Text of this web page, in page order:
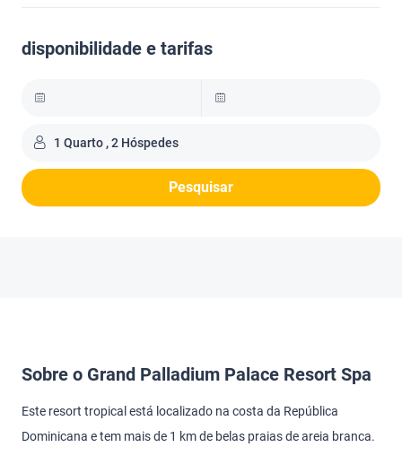
disponibilidade e tarifas
1 Quarto , 2 Hóspedes
Pesquisar
Sobre o Grand Palladium Palace Resort Spa
Este resort tropical está localizado na costa da República
Dominicana e tem mais de 1 km de belas praias de areia branca.